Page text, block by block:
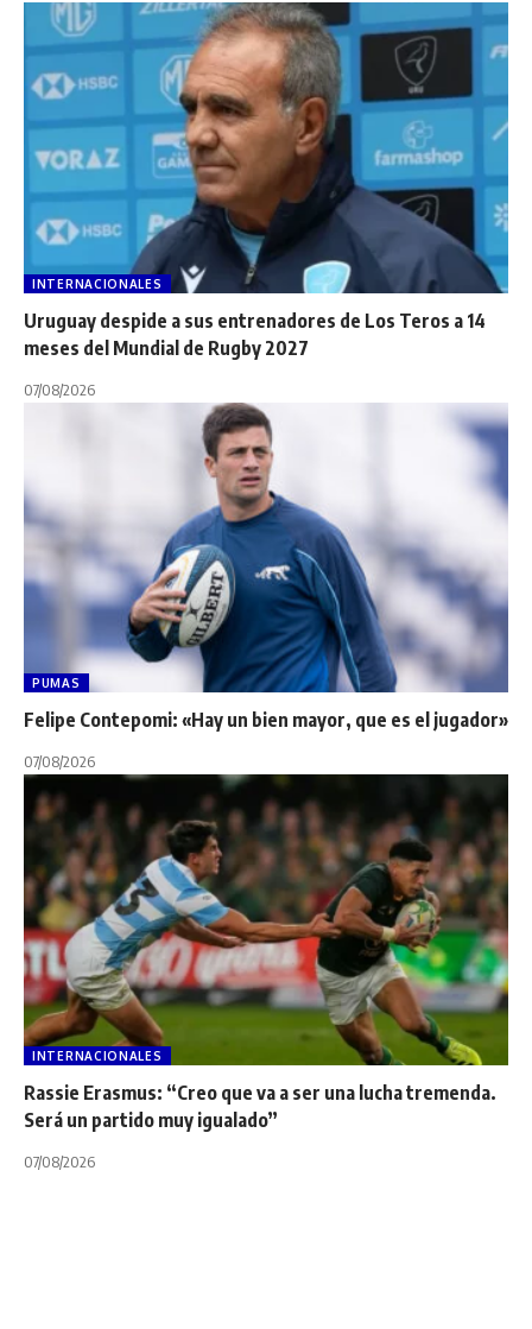
INTERNACIONALES
Uruguay despide a sus entrenadores de Los Teros a 14
meses del Mundial de Rugby 2027
07/08/2026
PUMAS
Felipe Contepomi: «Hay un bien mayor, que es el jugador»
07/08/2026
INTERNACIONALES
Rassie Erasmus: “Creo que va a ser una lucha tremenda.
Será un partido muy igualado”
07/08/2026